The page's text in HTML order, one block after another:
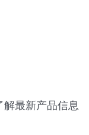
解最新产品信息